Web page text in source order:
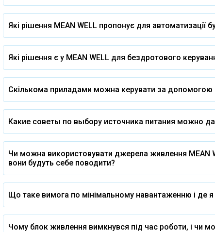
Які рішення MEAN WELL пропонує для автоматизації
Які рішення є у MEAN WELL для бездротового
Скількома приладами можна керувати за допомогою
Какие советы по выбору источника питания можно
Чи можна використовувати джерела живлення MEAN
вони будуть себе поводити?
Що таке вимога по мінімальному навантаженню і де
Чому блок живлення вимкнувся під час роботи, і чи